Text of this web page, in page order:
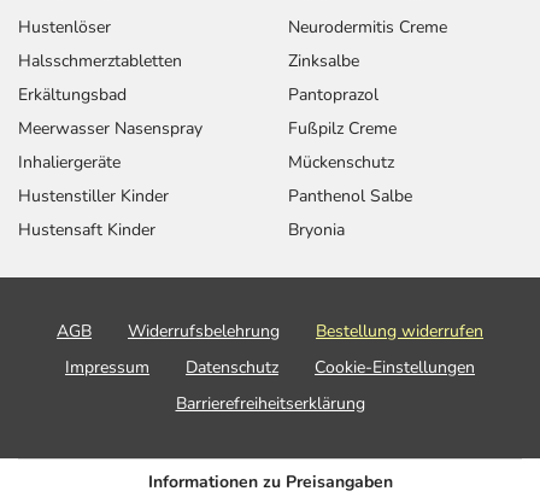
Hustenlöser
Halsschmerztabletten
Erkältungsbad
Meerwasser Nasenspray
Inhaliergeräte
Hustenstiller Kinder
Hustensaft Kinder
Neurodermitis Creme
Zinksalbe
Pantoprazol
Fußpilz Creme
Mückenschutz
Panthenol Salbe
Bryonia
AGB Widerrufsbelehrung
Bestellung widerrufen
Impressum
Datenschutz
Cookie-Einstellungen
Barrierefreiheitserklärung
Informationen zu Preisangaben